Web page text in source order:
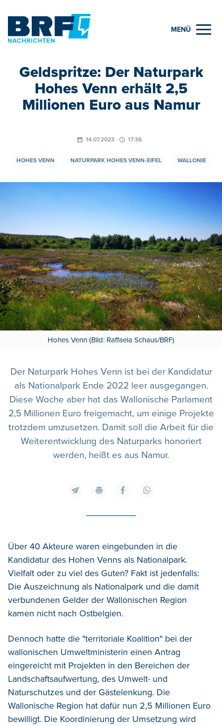
MENÜ
Geldspritze: Der Naturpark
Hohes Venn erhält 2,5
Millionen Euro aus Namur
14.07.2023 17:36
HOHES VENN NATURPARK HOHES VENN-EIFEL WALLONIE
Hohes Venn (Bild: Raffaela Schaus/BRF)
Der Naturpark Hohes Venn ist bei der Kandidatur
als Nationalpark Ende 2022 leer ausgegangen.
Diese Woche aber hat das Wallonische Parlament
2,5 Millionen Euro freigemacht, um einige Projekte
trotzdem umzusetzen. Damit soll die Arbeit für die
Weiterentwicklung des Naturparks honoriert
werden, heißt es aus Namur.
Über 40 Akteure waren eingebunden in die
Kandidatur des Hohen Venns als Nationalpark.
Vielfalt oder zu viel des Guten? Fakt ist jedenfalls:
Die Auszeichnung als Nationalpark und die damit
verbundenen Gelder der Wallonischen Region
kamen nicht nach Ostbelgien.
Dennoch hatte die "territoriale Koalition" bei der
wallonischen Umweltministerin einen Antrag
eingereicht mit Projekten in den Bereichen der
Landschaftsaufwertung, des Umwelt- und
Naturschutzes und der Gästelenkung. Die
Wallonische Region hat dafür nun 2,5 Millionen Euro
bewilligt. Die Koordinierung der Umsetzung wird